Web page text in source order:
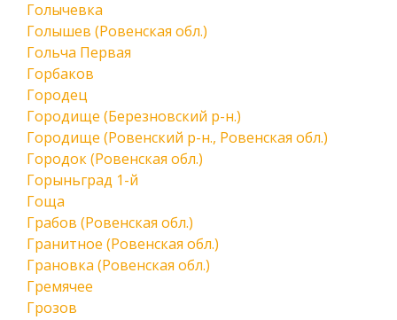
Голычевка
Голышев (Ровенская обл.)
Гольча Первая
Горбаков
Городец
Городище (Березновский р-н.)
Городище (Ровенский р-н., Ровенская обл.)
Городок (Ровенская обл.)
Горыньград 1-й
Гоща
Грабов (Ровенская обл.)
Гранитное (Ровенская обл.)
Грановка (Ровенская обл.)
Гремячее
Грозов